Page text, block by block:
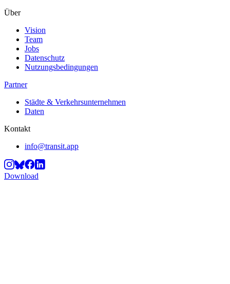
Über
Vision
Team
Jobs
Datenschutz
Nutzungsbedingungen
Partner
Städte & Verkehrsunternehmen
Daten
Kontakt
info@transit.app
Download